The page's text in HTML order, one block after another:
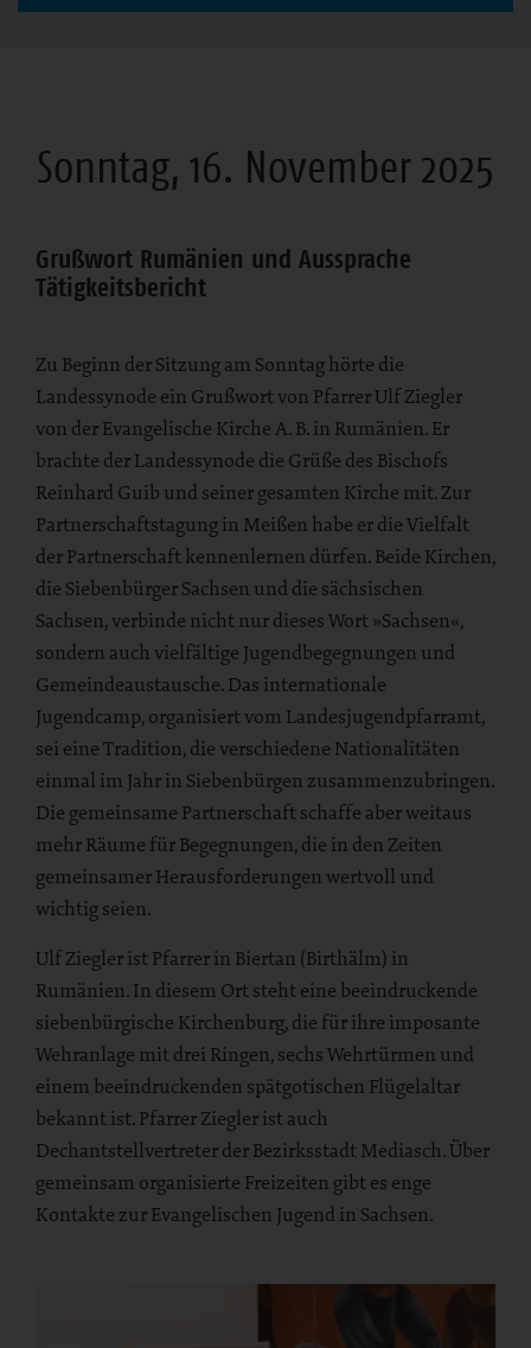
Sonntag, 16. November 2025
Grußwort Rumänien und Aussprache
Tätigkeitsbericht
Zu Beginn der Sitzung am Sonntag hörte die
Landessynode ein Grußwort von Pfarrer Ulf Ziegler
von der Evangelische Kirche A. B. in Rumänien. Er
brachte der Landessynode die Grüße des Bischofs
Reinhard Guib und seiner gesamten Kirche mit. Zur
Partnerschaftstagung in Meißen habe er die Vielfalt
der Partnerschaft kennenlernen dürfen. Beide Kirchen,
die Siebenbürger Sachsen und die sächsischen
Sachsen, verbinde nicht nur dieses Wort »Sachsen«,
sondern auch vielfältige Jugendbegegnungen und
Gemeindeaustausche. Das internationale
Jugendcamp, organisiert vom Landesjugendpfarramt,
sei eine Tradition, die verschiedene Nationalitäten
einmal im Jahr in Siebenbürgen zusammenzubringen.
Die gemeinsame Partnerschaft schaffe aber weitaus
mehr Räume für Begegnungen, die in den Zeiten
gemeinsamer Herausforderungen wertvoll und
wichtig seien.
Ulf Ziegler ist Pfarrer in Biertan (Birthälm) in
Rumänien. In diesem Ort steht eine beeindruckende
siebenbürgische Kirchenburg, die für ihre imposante
Wehranlage mit drei Ringen, sechs Wehrtürmen und
einem beeindruckenden spätgotischen Flügelaltar
bekannt ist. Pfarrer Ziegler ist auch
Dechantstellvertreter der Bezirksstadt Mediasch. Über
gemeinsam organisierte Freizeiten gibt es enge
Kontakte zur Evangelischen Jugend in Sachsen.